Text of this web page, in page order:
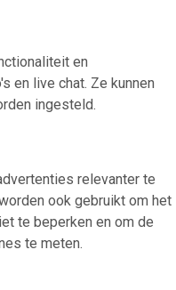
en
en live chat. Ze kunnen
ingesteld.
relevanter te
ook gebruikt om het
te beperken en om de
te meten.